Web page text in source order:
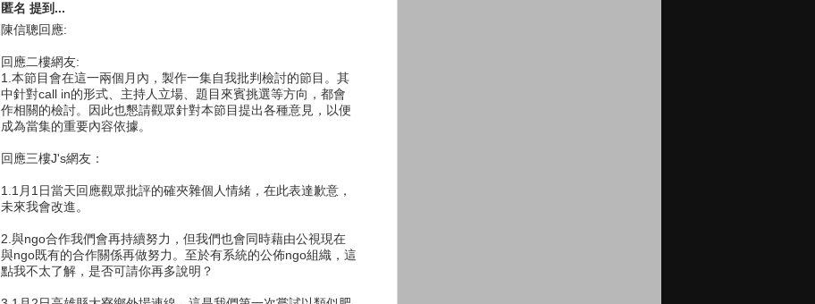
匿名 提到...
陳信聰回應:
回應二樓網友:
1.本節目會在這一兩個月內，製作一集自我批判檢討的節目。其
中針對call in的形式、主持人立場、題目來賓挑選等方向，都會
作相關的檢討。因此也懇請觀眾針對本節目提出各種意見，以便
成為當集的重要內容依據。
回應三樓J's網友：
1.1月1日當天回應觀眾批評的確夾雜個人情緒，在此表達歉意，
未來我會改進。
2.與ngo合作我們會再持續努力，但我們也會同時藉由公視現在
與ngo既有的合作關係再做努力。至於有系統的公佈ngo組織，這
點我不太了解，是否可請你再多說明？